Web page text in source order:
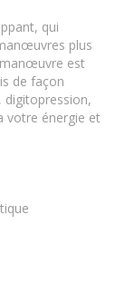
qui
plus
est
de façon
digitopression,
votre énergie et